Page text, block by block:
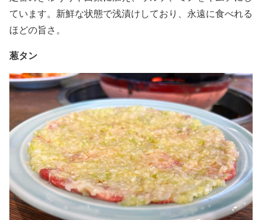
ています。新鮮な状態で浅漬けしており、永遠に食べれる
ほどの旨さ。
葱タン